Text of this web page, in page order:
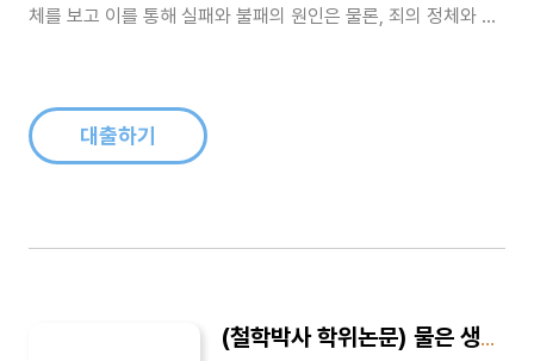
체를 보고 이를 통해 실패와 불패의 원인은 물론, 죄의 정체와 인
대출하기
(철학박사 학위논문) 물은 생명이다의 문학과 신학의 비교 : 사랑의 U리듬을 중심으로